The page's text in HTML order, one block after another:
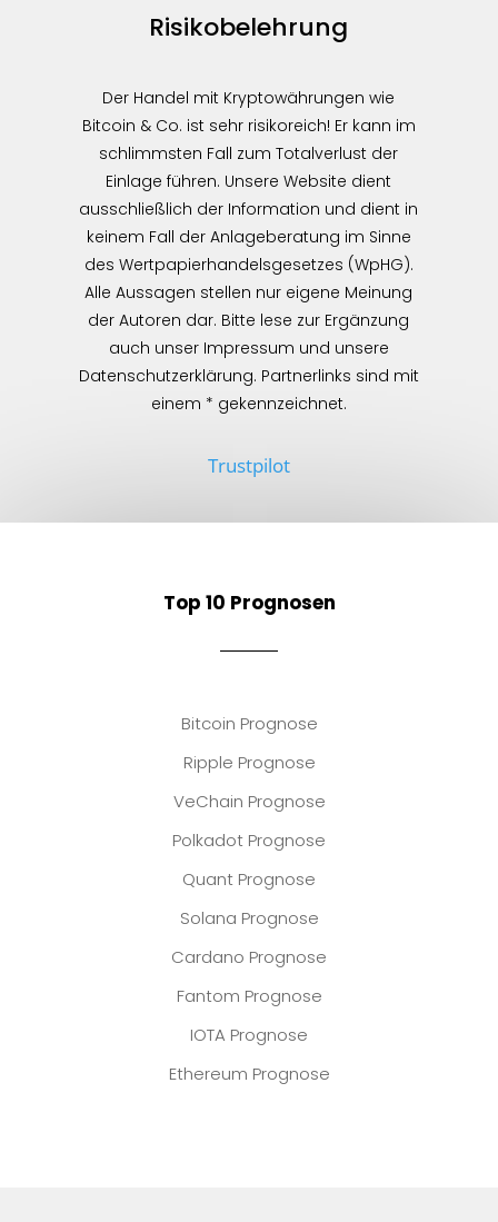
Risikobelehrung
Der Handel mit Kryptowährungen wie
Bitcoin & Co. ist sehr risikoreich! Er kann im
schlimmsten Fall zum Totalverlust der
Einlage führen. Unsere Website dient
ausschließlich der Information und dient in
keinem Fall der Anlageberatung im Sinne
des Wertpapierhandelsgesetzes (WpHG).
Alle Aussagen stellen nur eigene Meinung
der Autoren dar. Bitte lese zur Ergänzung
auch unser Impressum und unsere
Datenschutzerklärung. Partnerlinks sind mit
einem * gekennzeichnet.
Trustpilot
Top 10 Prognosen
Bitcoin Prognose
Ripple Prognose
VeChain Prognose
Polkadot Prognose
Quant Prognose
Solana Prognose
Cardano Prognose
Fantom Prognose
IOTA Prognose
Ethereum Prognose